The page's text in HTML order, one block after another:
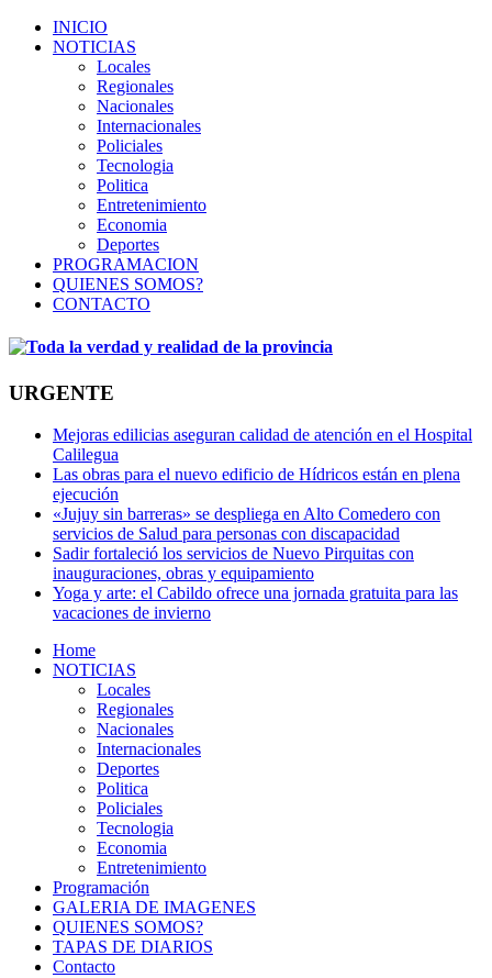
INICIO
NOTICIAS
Locales
Regionales
Nacionales
Internacionales
Policiales
Tecnologia
Politica
Entretenimiento
Economia
Deportes
PROGRAMACION
QUIENES SOMOS?
CONTACTO
URGENTE
Mejoras edilicias aseguran calidad de atención en el Hospital
Calilegua
Las obras para el nuevo edificio de Hídricos están en plena
ejecución
«Jujuy sin barreras» se despliega en Alto Comedero con
servicios de Salud para personas con discapacidad
Sadir fortaleció los servicios de Nuevo Pirquitas con
inauguraciones, obras y equipamiento
Yoga y arte: el Cabildo ofrece una jornada gratuita para las
vacaciones de invierno
Home
NOTICIAS
Locales
Regionales
Nacionales
Internacionales
Deportes
Politica
Policiales
Tecnologia
Economia
Entretenimiento
Programación
GALERIA DE IMAGENES
QUIENES SOMOS?
TAPAS DE DIARIOS
Contacto